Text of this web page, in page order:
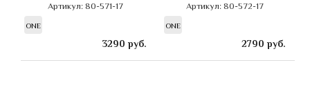
Артикул: 80-571-17
ONE
3290 руб.
Артикул: 80-572-17
ONE
2790 руб.